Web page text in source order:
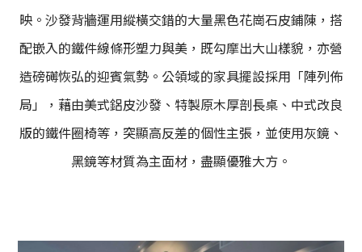
映。沙發背牆運用縱橫交錯的大量黑色花崗石皮鋪陳，搭
配嵌入的鐵件線條形塑力與美，既勾摩出大山樣貌，亦營
造磅礡恢弘的迎賓氣勢。公領域的家具擺設採用「陣列佈
局」，藉由美式鋁皮沙發、特製原木厚剖長桌、中式改良
版的鐵件圈椅等，突顯高反差的個性主張，並使用灰鏡、
黑鏡等材質為主面材，盡顯優雅大方。